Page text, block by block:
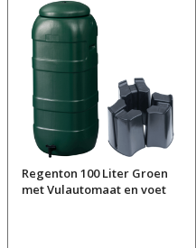
Regenton 100 Liter Groen
met Vulautomaat en voet